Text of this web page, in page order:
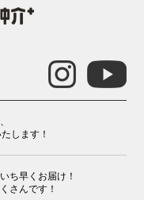
します！
ち早くお届け！
さんです！